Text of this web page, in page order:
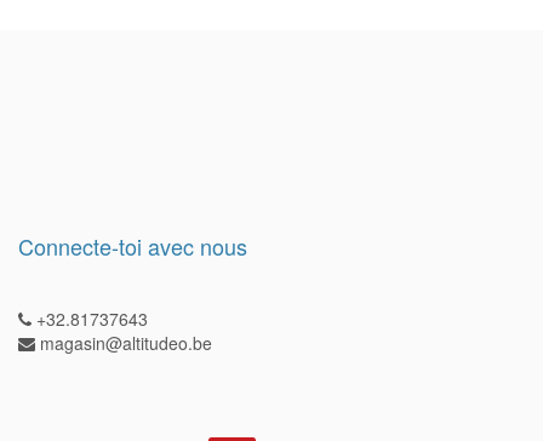
Connecte-toi avec nous
+32.81737643
magasin@altitudeo.be